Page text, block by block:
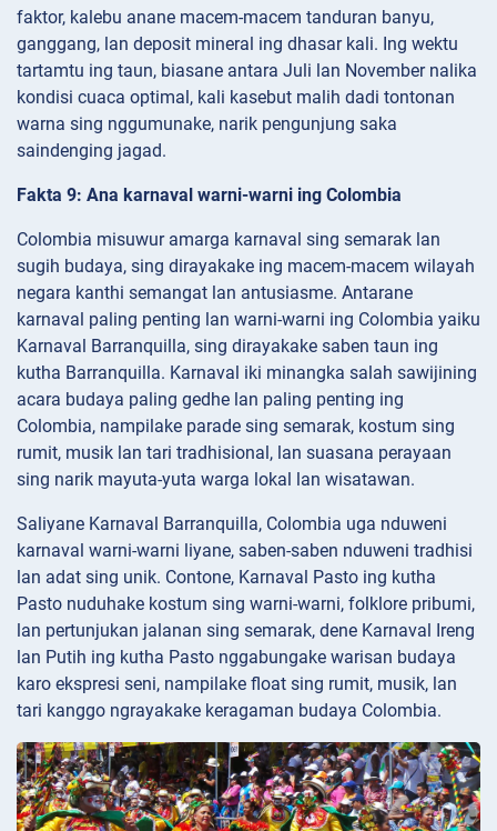
faktor, kalebu anane macem-macem tanduran banyu,
ganggang, lan deposit mineral ing dhasar kali. Ing wektu
tartamtu ing taun, biasane antara Juli lan November nalika
kondisi cuaca optimal, kali kasebut malih dadi tontonan
warna sing nggumunake, narik pengunjung saka
saindenging jagad.
Fakta 9: Ana karnaval warni-warni ing Colombia
Colombia misuwur amarga karnaval sing semarak lan
sugih budaya, sing dirayakake ing macem-macem wilayah
negara kanthi semangat lan antusiasme. Antarane
karnaval paling penting lan warni-warni ing Colombia yaiku
Karnaval Barranquilla, sing dirayakake saben taun ing
kutha Barranquilla. Karnaval iki minangka salah sawijining
acara budaya paling gedhe lan paling penting ing
Colombia, nampilake parade sing semarak, kostum sing
rumit, musik lan tari tradhisional, lan suasana perayaan
sing narik mayuta-yuta warga lokal lan wisatawan.
Saliyane Karnaval Barranquilla, Colombia uga nduweni
karnaval warni-warni liyane, saben-saben nduweni tradhisi
lan adat sing unik. Contone, Karnaval Pasto ing kutha
Pasto nuduhake kostum sing warni-warni, folklore pribumi,
lan pertunjukan jalanan sing semarak, dene Karnaval Ireng
lan Putih ing kutha Pasto nggabungake warisan budaya
karo ekspresi seni, nampilake float sing rumit, musik, lan
tari kanggo ngrayakake keragaman budaya Colombia.